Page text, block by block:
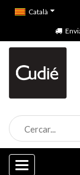
Català
Categories